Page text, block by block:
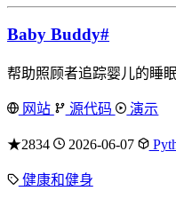
Baby Buddy#
帮助照顾者追踪婴儿的睡
网站 源代码 演示
★2834 2026-06-07
健康和健身